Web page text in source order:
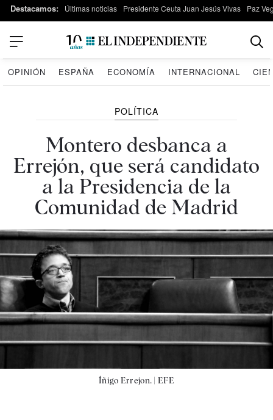
Destacamos: Últimas noticias Presidente Ceuta Juan Jesús Vivas Paz
OPINIÓN ESPAÑA ECONOMÍA INTERNACIONAL
POLÍTICA
Montero desbanca a
Errejón, que será candidato
a la Presidencia de la
Comunidad de Madrid
Íñigo Errejon. |EFE